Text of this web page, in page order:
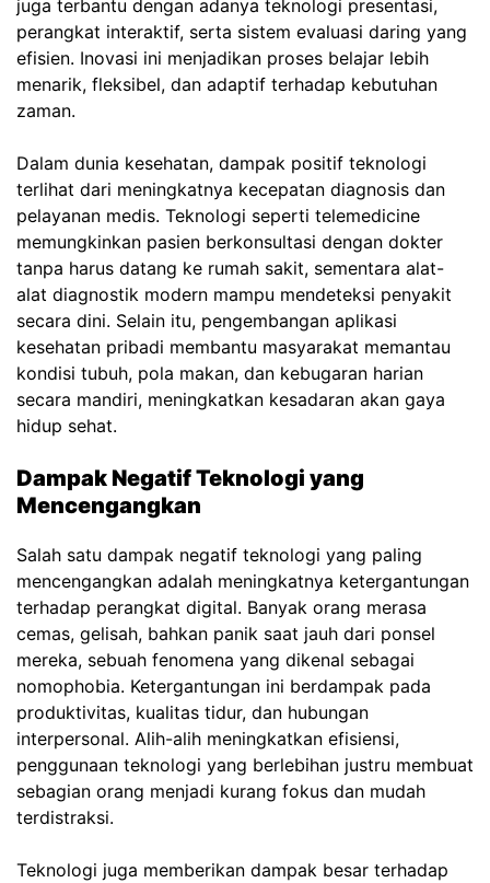
juga terbantu dengan adanya teknologi presentasi,
perangkat interaktif, serta sistem evaluasi daring yang
efisien. Inovasi ini menjadikan proses belajar lebih
menarik, fleksibel, dan adaptif terhadap kebutuhan
zaman.
Dalam dunia kesehatan, dampak positif teknologi
terlihat dari meningkatnya kecepatan diagnosis dan
pelayanan medis. Teknologi seperti telemedicine
memungkinkan pasien berkonsultasi dengan dokter
tanpa harus datang ke rumah sakit, sementara alat-
alat diagnostik modern mampu mendeteksi penyakit
secara dini. Selain itu, pengembangan aplikasi
kesehatan pribadi membantu masyarakat memantau
kondisi tubuh, pola makan, dan kebugaran harian
secara mandiri, meningkatkan kesadaran akan gaya
hidup sehat.
Dampak Negatif Teknologi yang
Mencengangkan
Salah satu dampak negatif teknologi yang paling
mencengangkan adalah meningkatnya ketergantungan
terhadap perangkat digital. Banyak orang merasa
cemas, gelisah, bahkan panik saat jauh dari ponsel
mereka, sebuah fenomena yang dikenal sebagai
nomophobia. Ketergantungan ini berdampak pada
produktivitas, kualitas tidur, dan hubungan
interpersonal. Alih-alih meningkatkan efisiensi,
penggunaan teknologi yang berlebihan justru membuat
sebagian orang menjadi kurang fokus dan mudah
terdistraksi.
Teknologi juga memberikan dampak besar terhadap